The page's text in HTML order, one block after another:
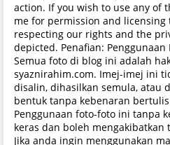
action. If you wish to use any of
me for permission and licensing
respecting our rights and the
depicted. Penafian: Penggunaan
Semua foto di blog ini adalah
syaznirahim.com. Imej-imej ini
disalin, dihasilkan semula, atau
bentuk tanpa kebenaran
Penggunaan foto-foto ini tanpa
keras dan boleh
Jika anda ingin menggunakan